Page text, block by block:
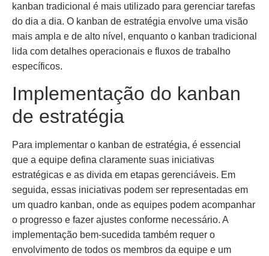
kanban tradicional é mais utilizado para gerenciar tarefas
do dia a dia. O kanban de estratégia envolve uma visão
mais ampla e de alto nível, enquanto o kanban tradicional
lida com detalhes operacionais e fluxos de trabalho
específicos.
Implementação do kanban
de estratégia
Para implementar o kanban de estratégia, é essencial
que a equipe defina claramente suas iniciativas
estratégicas e as divida em etapas gerenciáveis. Em
seguida, essas iniciativas podem ser representadas em
um quadro kanban, onde as equipes podem acompanhar
o progresso e fazer ajustes conforme necessário. A
implementação bem-sucedida também requer o
envolvimento de todos os membros da equipe e um